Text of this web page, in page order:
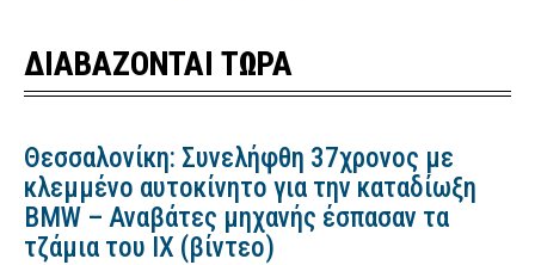
ΔΙΑΒΑΖΟΝΤΑΙ ΤΩΡΑ
Θεσσαλονίκη: Συνελήφθη 37χρονος με
κλεμμένο αυτοκίνητο για την καταδίωξη
BMW – Αναβάτες μηχανής έσπασαν τα
τζάμια του ΙΧ (βίντεο)